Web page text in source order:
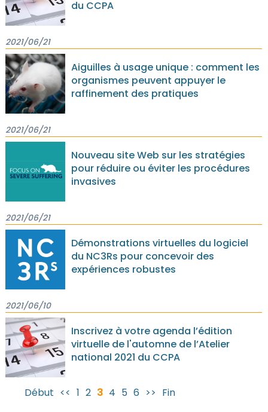
du CCPA
2021/06/21
Aiguilles à usage unique : comment les
organismes peuvent appuyer le
raffinement des pratiques
2021/06/21
Nouveau site Web sur les stratégies
pour réduire ou éviter les procédures
invasives
2021/06/21
Démonstrations virtuelles du logiciel
du NC3Rs pour concevoir des
expériences robustes
2021/06/10
Inscrivez à votre agenda l’édition
virtuelle de l'automne de l’Atelier
national 2021 du CCPA
Début << 1 2 3 4 5 6 >> Fin